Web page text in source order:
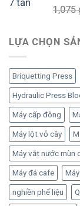
Được
hạng
1,075
LỰA CHỌN
Briquetting Press
Hydraulic Press
Máy cấp đông
Máy lột vỏ cây
Máy vắt nước mùn
Máy đá cafe Máy
nghiền phế liệu